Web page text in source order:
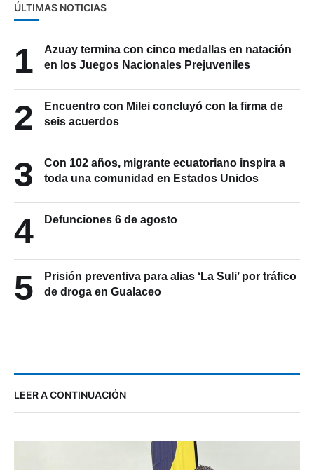
ÚLTIMAS NOTICIAS
1
Azuay termina con cinco medallas en natación
en los Juegos Nacionales Prejuveniles
2
Encuentro con Milei concluyó con la firma de
seis acuerdos
3
Con 102 años, migrante ecuatoriano inspira a
toda una comunidad en Estados Unidos
4 Defunciones 6 de agosto
5
Prisión preventiva para alias ‘La Suli’ por tráfico
de droga en Gualaceo
LEER A CONTINUACIÓN